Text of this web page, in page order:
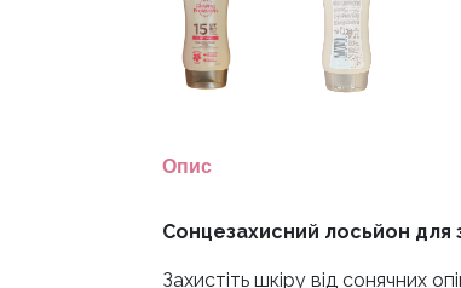
Опис
Сонцезахисний лосьйон для
Захистіть шкіру від сонячних